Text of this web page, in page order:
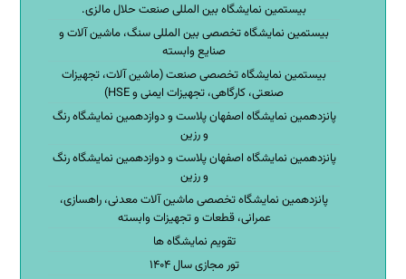
بیستمین نمایشگاه بین المللی صنعت حلال مالزی.
بیستمین نمایشگاه تخصصی بین المللی سنگ، ماشین آلات و
صنایع وابسته
بیستمین نمایشگاه تخصصی صنعت (ماشین آلات، تجهیزات
صنعتی، کارگاهی، تجهیزات ایمنی و HSE)
پانزدهمین نمایشگاه اصفهان پلاست و دوازدهمین نمایشگاه رنگ
و رزین
پانزدهمین نمایشگاه اصفهان پلاست و دوازدهمین نمایشگاه رنگ
و رزین
پانزدهمین نمایشگاه تخصصی ماشین آلات معدنی، راهسازی،
عمرانی، قطعات و تجهیزات وابسته
تقویم نمایشگاه ها
تور مجازی سال ۱۴۰۴